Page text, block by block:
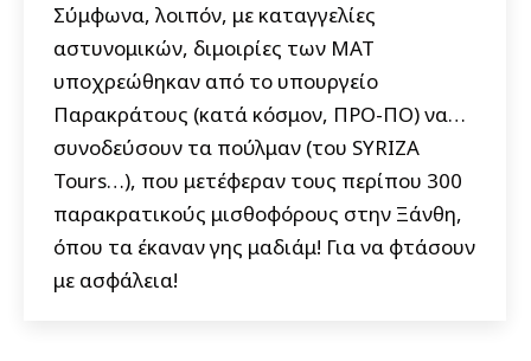
Σύμφωνα, λοιπόν, με καταγγελίες
αστυνομικών, διμοιρίες των ΜΑΤ
υποχρεώθηκαν από το υπουργείο
Παρακράτους (κατά κόσμον, ΠΡΟ-ΠΟ) να…
συνοδεύσουν τα πούλμαν (του SYRIZA
Tours…), που μετέφεραν τους περίπου 300
παρακρατικούς μισθοφόρους στην Ξάνθη,
όπου τα έκαναν γης μαδιάμ! Για να φτάσουν
με ασφάλεια!